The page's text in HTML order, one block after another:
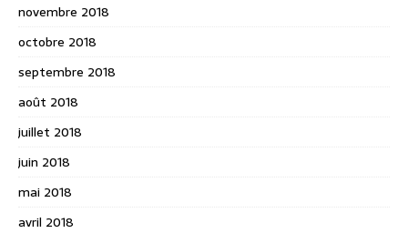
novembre 2018
octobre 2018
septembre 2018
août 2018
juillet 2018
juin 2018
mai 2018
avril 2018